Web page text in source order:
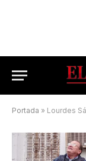
Portada » Lourdes